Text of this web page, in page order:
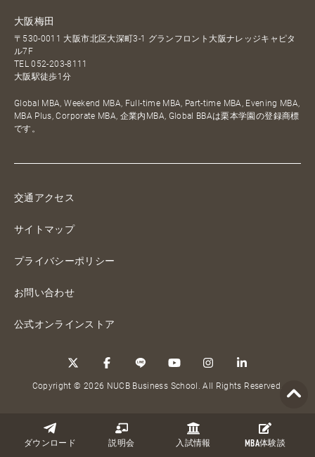
ダウンロード 説明会 入試情報 MBA体験談
大阪梅田
〒530-0011 大阪市北区大深町3-1 グランフロント大阪ナレッジキャピタ
ル7F
TEL052-203-8111
大阪駅徒歩1分
Global MBA, Weekend MBA, Full-time MBA, Part-time MBA, Evening MBA,
MBA Plus, Corporate MBA, 企業内MBA, Global BBAは栗本学園の登録商標
です。
交通アクセス
サイトマップ
プライバシーポリシー
お問い合わせ
公式オンラインストア
Copyright © 2026 NUCB Business School. All Rights Reserved.